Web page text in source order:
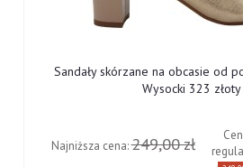
Sandały skórzane na obcasie od
Wysocki 323
Najniższa cena:249,00 zł